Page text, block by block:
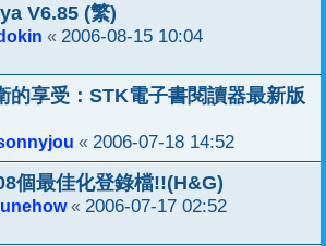
V6.85 (繁)
« 2006-08-15 10:04
的享受：STK電子書閱讀器最新版
« 2006-07-18 14:52
個最佳化登錄檔!!(H&G)
« 2006-07-17 02:52